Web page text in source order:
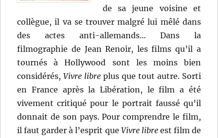
de sa jeune voisine et
collègue, il va se trouver malgré lui mêlé dans
des actes anti-allemands… Dans la
filmographie de Jean Renoir, les films qu’il a
tournés à Hollywood sont les moins bien
considérés,Vivre libre plus que tout autre. Sorti
en France après la Libération, le film a été
vivement critiqué pour le portrait faussé qu’il
donnait de son pays. Pour comprendre le film,
il faut garder à l’esprit que Vivre libreest film de